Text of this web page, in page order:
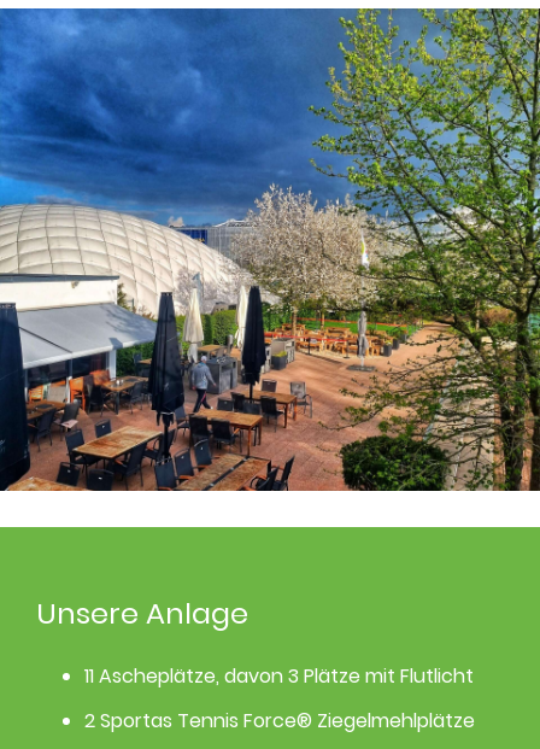
Unsere Anlage
11 Ascheplätze, davon 3 Plätze mit Flutlicht
2 Sportas Tennis Force® Ziegelmehlplätze